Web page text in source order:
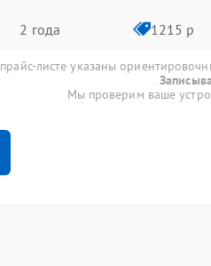
2 года 1215 р
листе указаны
Мы проверим ваше